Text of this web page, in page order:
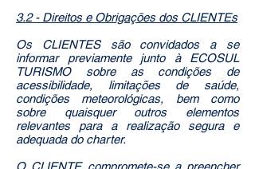
3.2 - Direitos e Obrigações dos CLIENTEs
Os CLIENTES são convidados a se
informar previamente junto à ECOSUL
TURISMO sobre as condições de
acessibilidade, limitações de saúde,
condições meteorológicas, bem como
sobre quaisquer outros elementos
relevantes para a realização segura e
adequada do charter.
O CLIENTE compromete-se a preencher